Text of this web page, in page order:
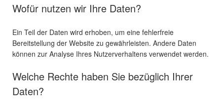
Wofür nutzen wir Ihre Daten?
Ein Teil der Daten wird erhoben, um eine fehlerfreie
Bereitstellung der Website zu gewährleisten. Andere Daten
können zur Analyse Ihres Nutzerverhaltens verwendet werden.
Welche Rechte haben Sie bezüglich Ihrer
Daten?